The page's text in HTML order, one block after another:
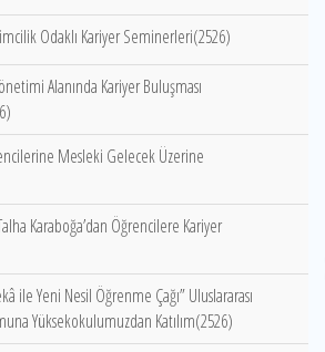
Odaklı Kariyer Seminerleri(2526)
Alanında Kariyer Buluşması
Mesleki Gelecek Üzerine
Karaboğa’dan Öğrencilere Kariyer
ile Yeni Nesil Öğrenme Çağı” Uluslararası
Yüksekokulumuzdan Katılım(2526)